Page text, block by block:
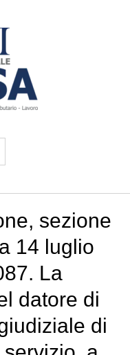
sezione
14 luglio
La
datore di
di